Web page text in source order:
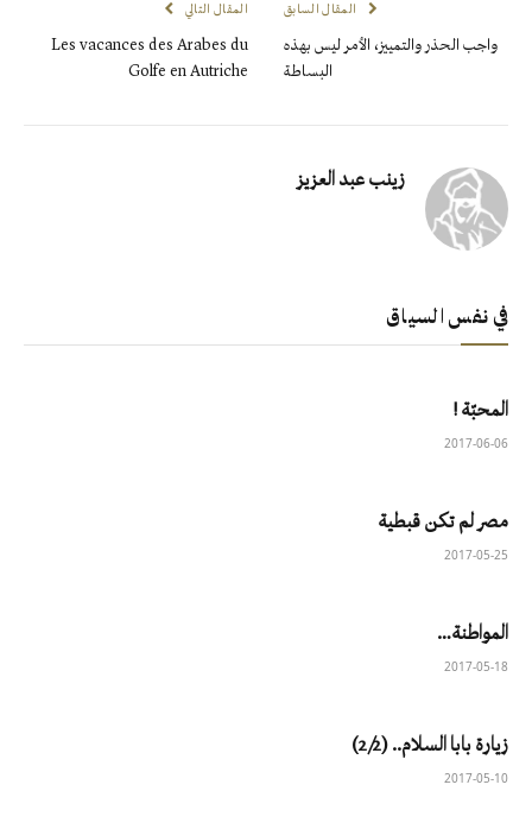
المقال السابق
واجب الحذر والتمييز، الأمر ليس بهذه
البساطة
المقال التالي
Les vacances des Arabes du
Golfe en Autriche
زينب عبد العزيز
في نفس السياق
المحبّة !
2017-06-06
مصر لم تكن قبطية
2017-05-25
المواطنة…
2017-05-18
زيارة بابا السلام.. (2/2)
2017-05-10